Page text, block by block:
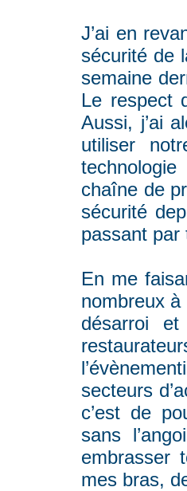
J’ai en
sécurité de
semaine
Le respect
Aussi, j’ai
utiliser
chaîne de
sécurité
passant par
En me
nombreux
désarroi
secteurs
c’est de
sans
embrasser
mes bras,